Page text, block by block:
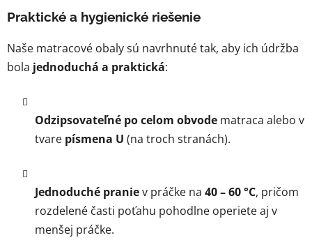
Praktické a hygienické riešenie
Naše matracové obaly sú navrhnuté tak, aby ich údržba
bola jednoduchá a praktická:
Odzipsovateľné po celom obvode matraca alebo v
tvare písmena U (na troch stranách).
Jednoduché praniev práčke na 40 – 60 °C, pričom
rozdelené časti poťahu pohodlne operiete aj v
menšej práčke.